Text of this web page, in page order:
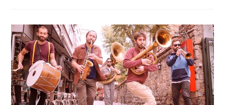
19.
07.
na
Centralnoj
pozornici
Vijećnica